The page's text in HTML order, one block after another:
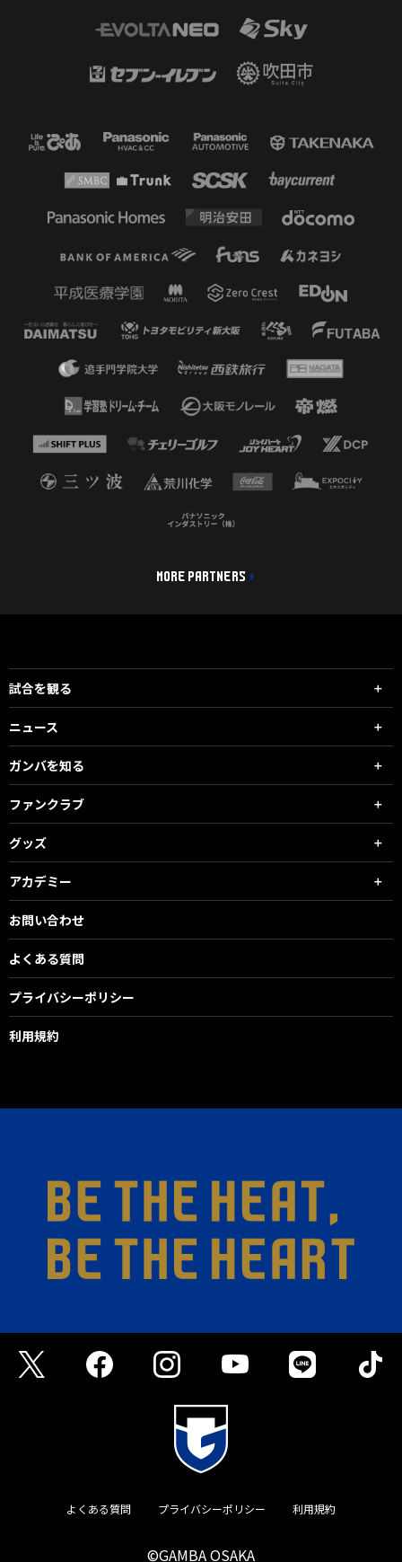
MORE PARTNERS
試合を観る
ニュース
ガンバを知る
ファンクラブ
グッズ
アカデミー
お問い合わせ
よくある質問
プライバシーポリシー
利用規約
よくある質問 プライバシーポリシー 利用規約
©GAMBA OSAKA